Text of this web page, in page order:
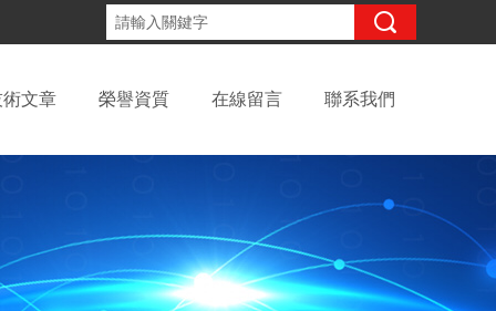
術文章 榮譽資質 在線留言 聯系我們